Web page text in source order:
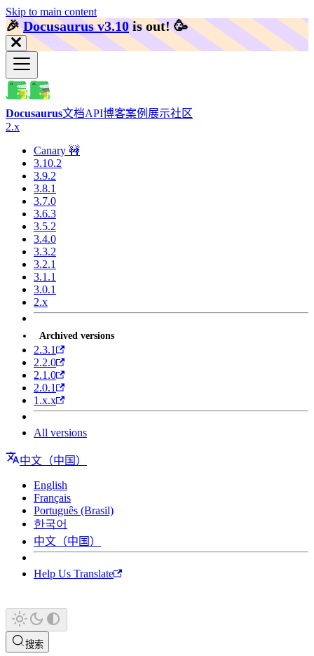
Skip to main content
🎉️Docusaurus v3.10 is out! 🥳️
Docusaurus文档API博客案例展示社区
2.x
Canary 🚧
3.10.2
3.9.2
3.8.1
3.7.0
3.6.3
3.5.2
3.4.0
3.3.2
3.2.1
3.1.1
3.0.1
2.x
Archived versions
2.3.1
2.2.0
2.1.0
2.0.1
1.x.x
All versions
中文（中国）
English
Français
Português (Brasil)
한국어
中文（中国）
Help Us Translate
搜索